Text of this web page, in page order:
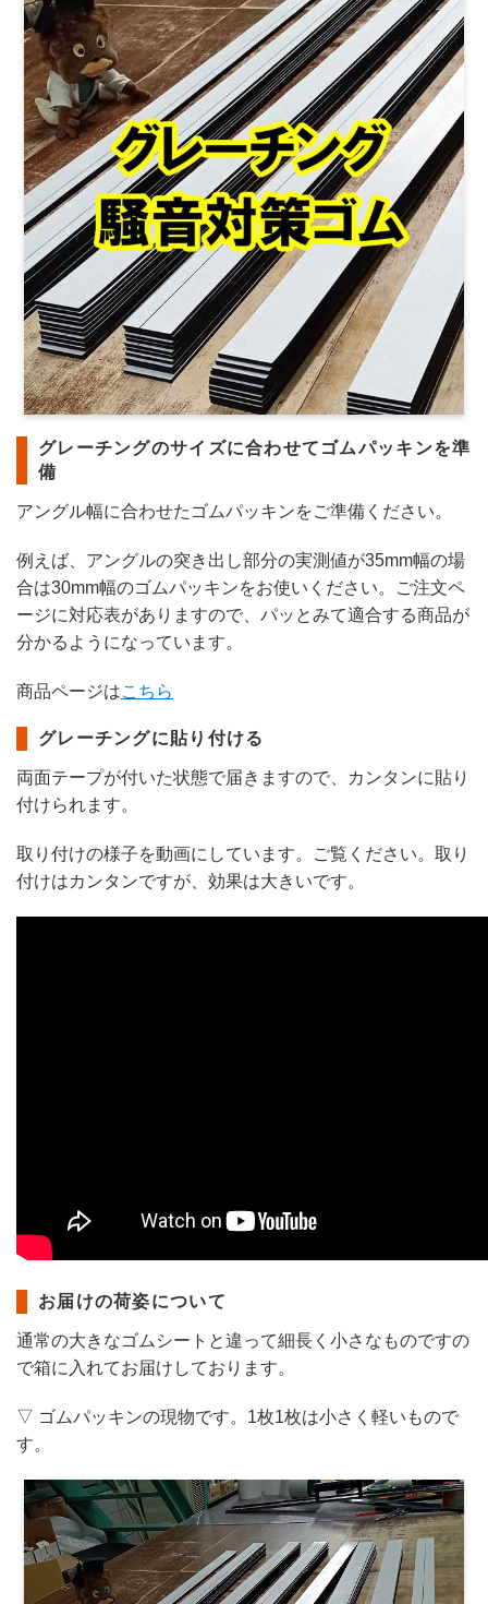
グレーチングのサイズに合わせてゴムパッキンを準
備
アングル幅に合わせたゴムパッキンをご準備ください。
例えば、アングルの突き出し部分の実測値が35mm幅の場
合は30mm幅のゴムパッキンをお使いください。ご注文ペ
ージに対応表がありますので、パッとみて適合する商品が
分かるようになっています。
商品ページはこちら
グレーチングに貼り付ける
両面テープが付いた状態で届きますので、カンタンに貼り
付けられます。
取り付けの様子を動画にしています。ご覧ください。取り
付けはカンタンですが、効果は大きいです。
お届けの荷姿について
通常の大きなゴムシートと違って細長く小さなものですの
で箱に入れてお届けしております。
▽ ゴムパッキンの現物です。1枚1枚は小さく軽いもので
す。